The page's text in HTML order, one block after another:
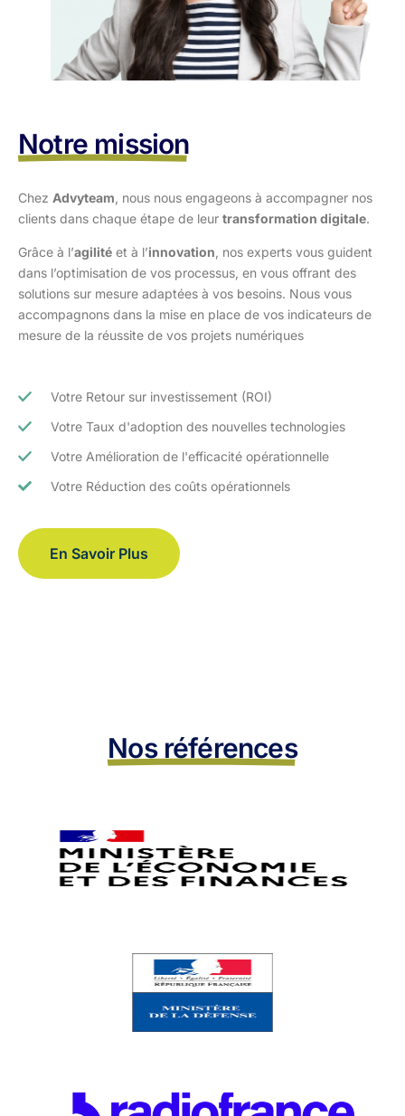
Notre mission
Chez Advyteam , nous nous engageons à accompagner nos
clients dans chaque étape de leur transformation digitale.
Grâce à l’agilité et à l’innovation , nos experts vous guident
dans l’optimisation de vos processus, en vous offrant des
solutions sur mesure adaptées à vos besoins. Nous vous
accompagnons dans la mise en place de vos indicateurs de
mesure de la réussite de vos projets numériques
Votre Retour sur investissement (ROI)
Votre Taux d'adoption des nouvelles technologies
Votre Amélioration de l'efficacité opérationnelle
Votre Réduction des coûts opérationnels
En Savoir Plus
Nos références